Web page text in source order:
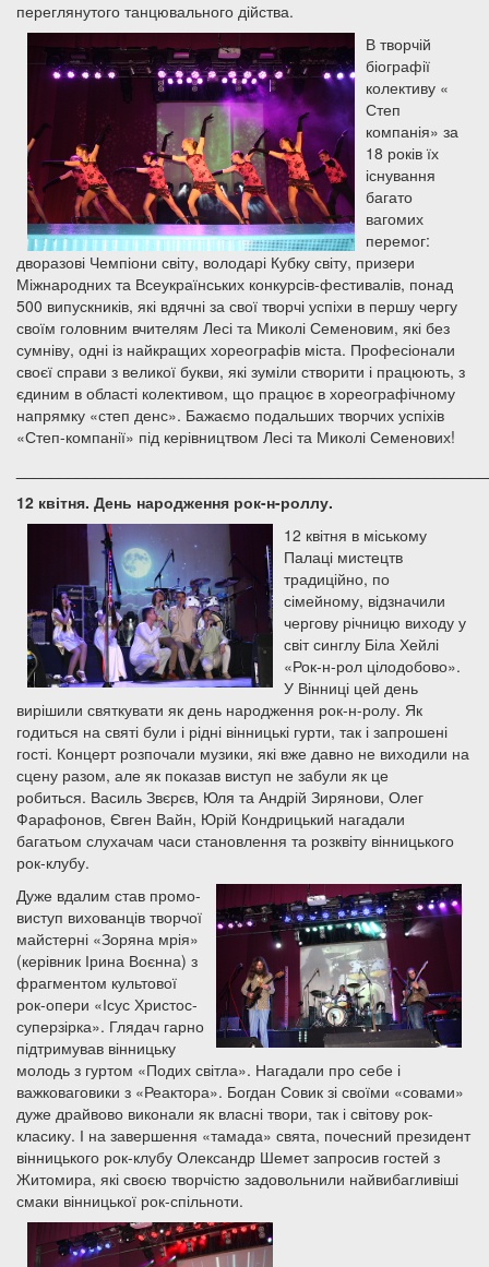
переглянутого танцювального дійства.
В творчій
біографії
колективу «
Степ
компанія» за
18 років їх
існування
багато
вагомих
перемог:
дворазові Чемпіони світу, володарі Кубку світу, призери
Міжнародних та Всеукраїнських конкурсів-фестивалів, понад
500 випускників, які вдячні за свої творчі успіхи в першу чергу
своїм головним вчителям Лесі та Миколі Семеновим, які без
сумніву, одні із найкращих хореографів міста. Професіонали
своєї справи з великої букви, які зуміли створити і працюють, з
єдиним в області колективом, що працює в хореографічному
напрямку «степ денс». Бажаємо подальших творчих успіхів
«Степ-компанії» під керівництвом Лесі та Миколі Семенових!
12 квітня. День народження рок-н-роллу.
12 квітня в міському
Палаці мистецтв
традиційно, по
сімейному, відзначили
чергову річницю виходу у
світ синглу Біла Хейлі
«Рок-н-рол цілодобово».
У Вінниці цей день
вирішили святкувати як день народження рок-н-ролу. Як
годиться на святі були і рідні вінницькі гурти, так і запрошені
гості. Концерт розпочали музики, які вже давно не виходили на
сцену разом, але як показав виступ не забули як це
робиться. Василь Звєрєв, Юля та Андрій Зирянови, Олег
Фарафонов, Євген Вайн, Юрій Кондрицький нагадали
багатьом слухачам часи становлення та розквіту вінницького
рок-клубу.
Дуже вдалим став промо-
виступ вихованців творчої
майстерні «Зоряна мрія»
(керівник Ірина Воєнна) з
фрагментом культової
рок-опери «Ісус Христос-
суперзірка». Глядач гарно
підтримував вінницьку
молодь з гуртом «Подих світла». Нагадали про себе і
важковаговики з «Реактора». Богдан Совик зі своїми «совами»
дуже драйвово виконали як власні твори, так і світову рок-
класику. І на завершення «тамада» свята, почесний президент
вінницького рок-клубу Олександр Шемет запросив гостей з
Житомира, які своєю творчістю задовольнили найвибагливіші
смаки вінницької рок-спільноти.